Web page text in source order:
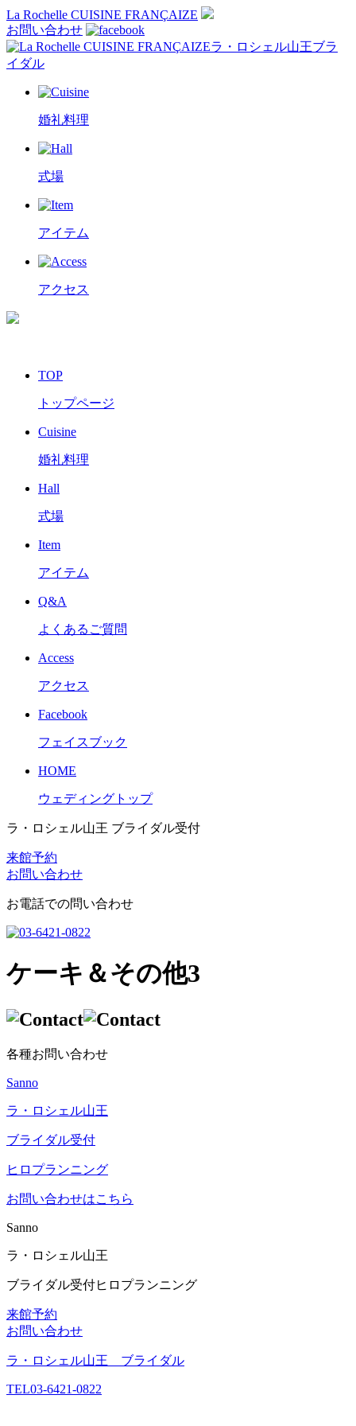
La Rochelle CUISINE FRANÇAIZE
お問い合わせ
ラ・ロシェル山王ブラ
イダル
婚礼料理
式場
アイテム
アクセス
TOP
トップページ
Cuisine
婚礼料理
Hall
式場
Item
アイテム
Q&A
よくあるご質問
Access
アクセス
Facebook
フェイスブック
HOME
ウェディングトップ
ラ・ロシェル山王 ブライダル受付
来館予約
お問い合わせ
お電話での問い合わせ
ケーキ＆その他3
各種お問い合わせ
Sanno
ラ・ロシェル山王
ブライダル受付
ヒロプランニング
お問い合わせはこちら
Sanno
ラ・ロシェル山王
ブライダル受付ヒロプランニング
来館予約
お問い合わせ
ラ・ロシェル山王 ブライダル
TEL03-6421-0822